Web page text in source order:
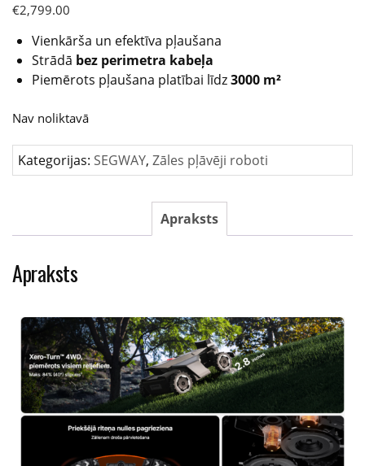
€2,799.00
Vienkārša un efektīva pļaušana
Strādā bez perimetra kabeļa
Piemērots pļaušana platībai līdz3000 m²
Nav noliktavā
Kategorijas: SEGWAY, Zāles pļāvēji roboti
Apraksts
Apraksts